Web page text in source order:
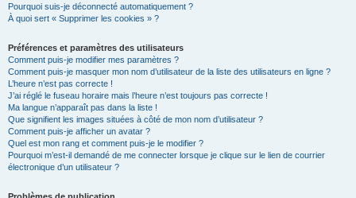
Pourquoi suis-je déconnecté automatiquement ?
À quoi sert « Supprimer les cookies » ?
Préférences et paramètres des utilisateurs
Comment puis-je modifier mes paramètres ?
Comment puis-je masquer mon nom d’utilisateur de la liste des utilisateurs en ligne ?
L’heure n’est pas correcte !
J’ai réglé le fuseau horaire mais l’heure n’est toujours pas correcte !
Ma langue n’apparaît pas dans la liste !
Que signifient les images situées à côté de mon nom d’utilisateur ?
Comment puis-je afficher un avatar ?
Quel est mon rang et comment puis-je le modifier ?
Pourquoi m’est-il demandé de me connecter lorsque je clique sur le lien de courrier
électronique d’un utilisateur ?